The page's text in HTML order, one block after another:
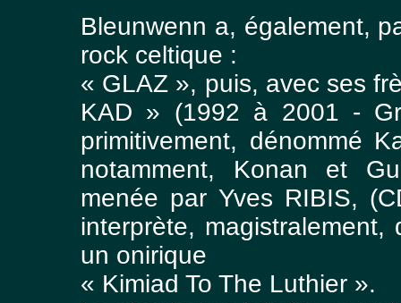
Bleunwenn a, également,
rock celtique :
« GLAZ », puis, avec ses
KAD » (1992 à 2001 -
primitivement, dénommé
notamment, Konan et
menée par Yves RIBIS,
interprète,
un onirique
« Kimiad To The Luthier ».